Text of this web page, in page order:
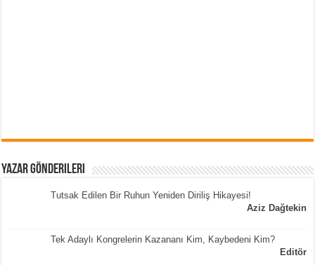
Yazar Gönderileri
Tutsak Edilen Bir Ruhun Yeniden Diriliş Hikayesi!
Aziz Dağtekin
Tek Adaylı Kongrelerin Kazananı Kim, Kaybedeni Kim?
Editör